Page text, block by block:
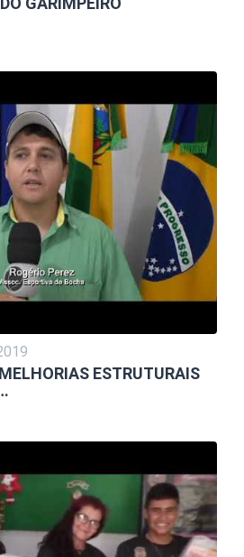
ESTRUTURAIS